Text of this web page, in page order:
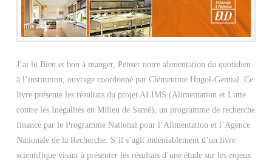
J’ai lu Bien et bon à manger, Penser notre alimentation du quotidien
à l’institution, ouvrage coordonné par Clémentine Hugol-Gential. Ce
livre présente les résultats du projet ALIMS (Alimentation et Lutte
contre les Inégalités en Milieu de Santé), un programme de recherche
financé par le Programme National pour l’Alimentation et l’Agence
Nationale de la Recherche. S’il s’agit indéniablement d’un livre
scientifique visant à présenter les résultats d’une étude sur les enjeux